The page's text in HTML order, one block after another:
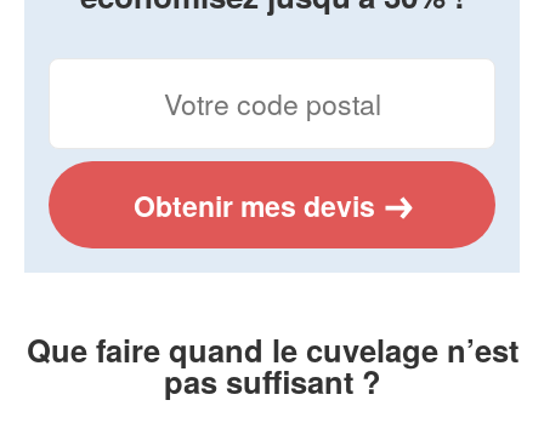
Obtenir mes devis
Que faire quand le cuvelage n’est
pas suffisant ?